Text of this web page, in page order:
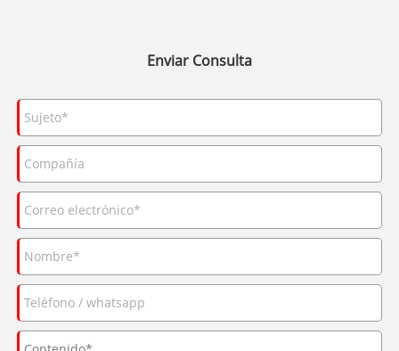
Enviar Consulta